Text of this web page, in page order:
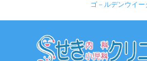
ゴ－ルデンウイ